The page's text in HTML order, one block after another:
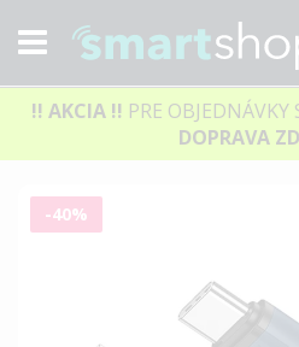
!! AKCIA !! PRE
DOPRAVA
Preskočiť
-40%